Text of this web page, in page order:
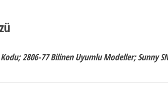
2806-77 Bilinen Uyumlu Modeller; Sunny